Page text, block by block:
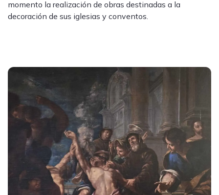
momento la realización de obras destinadas a la
decoración de sus iglesias y conventos.